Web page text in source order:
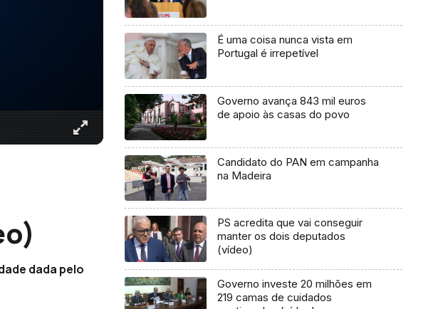
dada pelo
É uma coisa nunca vista em
Portugal é irrepetível
Governo avança 843 mil euros
de apoio às casas do povo
Candidato do PAN em campanha
na Madeira
PS acredita que vai conseguir
manter os dois deputados
(vídeo)
Governo investe 20 milhões em
219 camas de cuidados